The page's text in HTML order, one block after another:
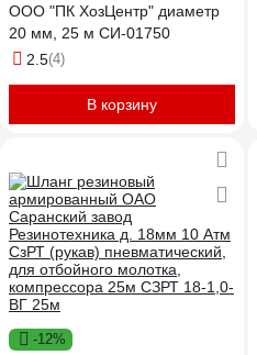
ООО "ПК ХозЦентр" диаметр
20 мм, 25 м СИ-01750
2.5(4)
В корзину
-12%